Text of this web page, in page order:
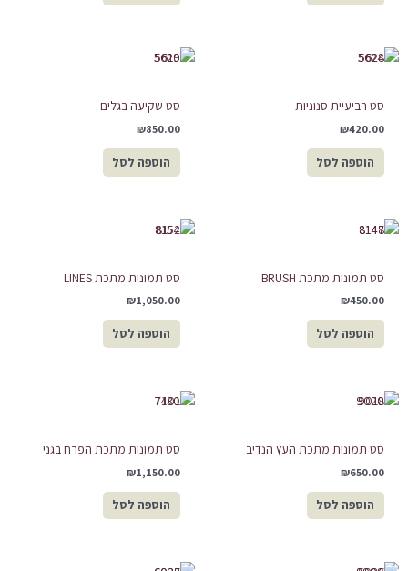
סט רביעיית סנוניות
₪420.00
הוספה לסל
סט שקיעה בגלים
₪850.00
הוספה לסל
סט תמונות מתכת BRUSH
₪450.00
הוספה לסל
סט תמונות מתכת LINES
₪1,050.00
הוספה לסל
סט תמונות מתכת העץ הנדיב
₪650.00
הוספה לסל
סט תמונות מתכת הפרח בגני
₪1,150.00
הוספה לסל